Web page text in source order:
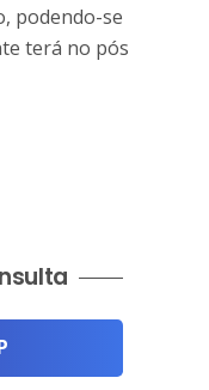
podendo-se
terá no pós